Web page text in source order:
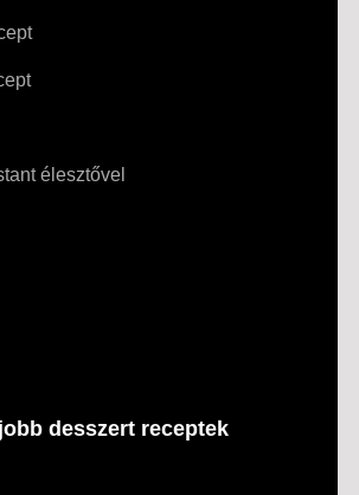
élesztővel
desszert receptek